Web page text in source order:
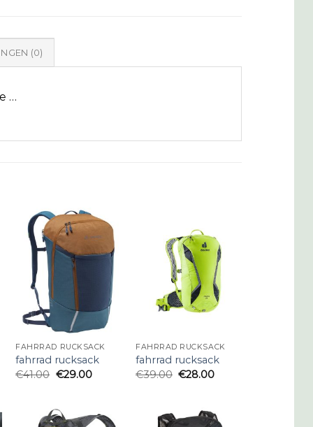
(0)
…
FAHRRAD RUCKSACK
fahrrad rucksack
€41.00 €29.00
FAHRRAD RUCKSACK
fahrrad rucksack
€39.00 €28.00